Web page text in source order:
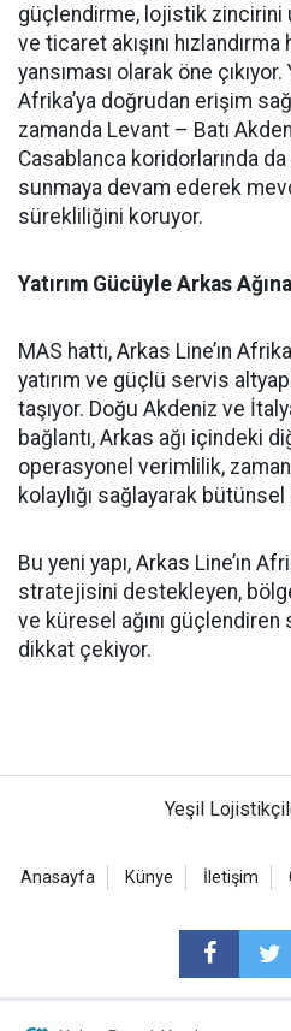
güçlendirme, lojistik
ve ticaret akışını
yansıması olarak öne
Afrika’ya doğrudan erişim
zamanda Levant – Batı
Casablanca koridorlarında
sunmaya devam ederek
sürekliliğini koruyor.
Yatırım Gücüyle Arkas
MAS hattı, Arkas Line’ın
yatırım ve güçlü servis
taşıyor. Doğu Akdeniz ve
bağlantı, Arkas ağı içindeki
operasyonel verimlilik,
kolaylığı sağlayarak
Bu yeni yapı, Arkas Line’ın
stratejisini destekleyen,
ve küresel ağını
dikkat çekiyor.
Yeşil
Anasayfa Künye İletişim